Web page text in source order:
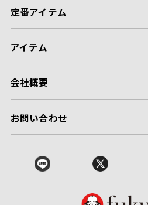
定番アイテム
アイテム
会社概要
お問い合わせ